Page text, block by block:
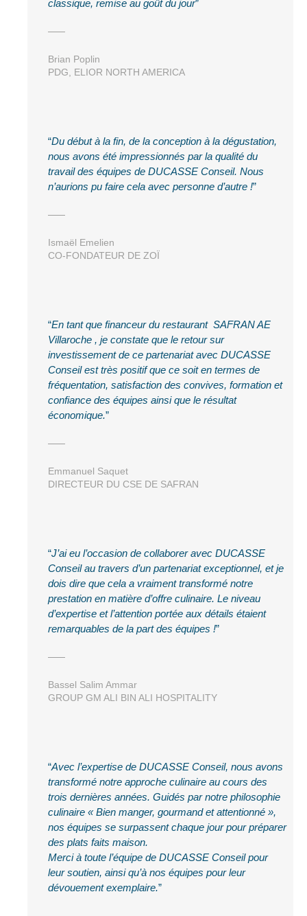
classique, remise au goût du jour
Brian Poplin
PDG, ELIOR NORTH AMERICA
Du début à la fin, de la conception à la dégustation,
nous avons été impressionnés par la qualité du
travail des équipes de DUCASSE Conseil. Nous
n’aurions pu faire cela avec personne d’autre !
Ismaël Emelien
CO-FONDATEUR DE ZOÏ
En tant que financeur du restaurant SAFRAN AE
Villaroche , je constate que le retour sur
investissement de ce partenariat avec DUCASSE
Conseil est très positif que ce soit en termes de
fréquentation, satisfaction des convives, formation et
confiance des équipes ainsi que le résultat
économique.
Emmanuel Saquet
DIRECTEUR DU CSE DE SAFRAN
J’ai eu l’occasion de collaborer avec DUCASSE
Conseil au travers d’un partenariat exceptionnel, et je
dois dire que cela a vraiment transformé notre
prestation en matière d’offre culinaire. Le niveau
d’expertise et l’attention portée aux détails étaient
remarquables de la part des équipes !
Bassel Salim Ammar
GROUP GM ALI BIN ALI HOSPITALITY
Avec l’expertise de DUCASSE Conseil, nous avons
transformé notre approche culinaire au cours des
trois dernières années. Guidés par notre philosophie
culinaire « Bien manger, gourmand et attentionné »,
nos équipes se surpassent chaque jour pour préparer
des plats faits maison.
Merci à toute l’équipe de DUCASSE Conseil pour
leur soutien, ainsi qu’à nos équipes pour leur
dévouement exemplaire.